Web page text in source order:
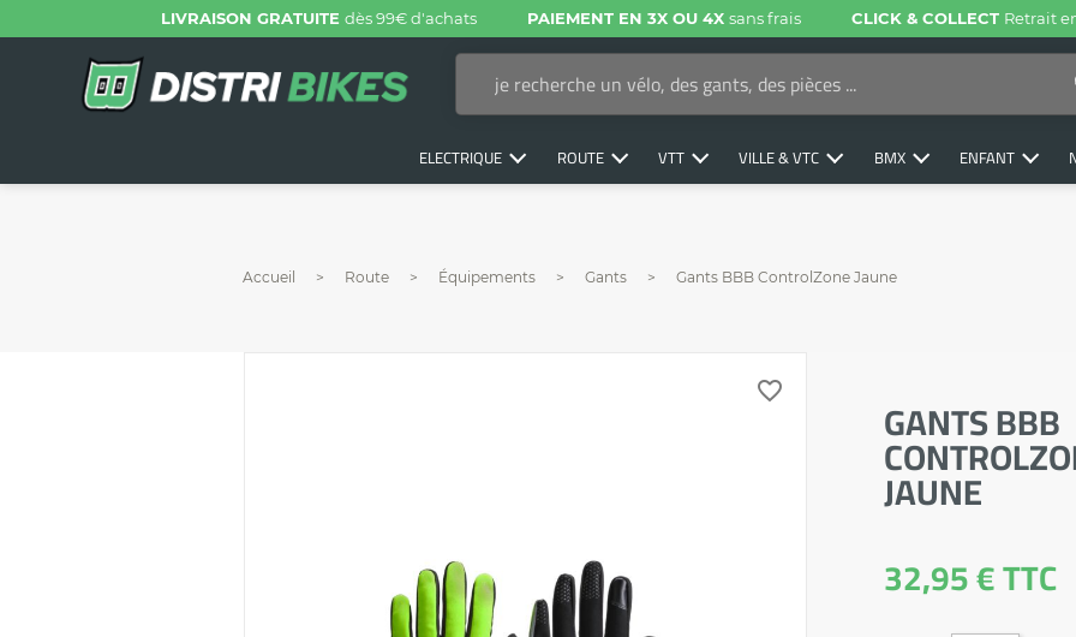
LIVRAISON GRATUITEdès 99€ d'achats PAIEMENT EN 3X OU 4Xsans frais CLICK & COLLECT Retrait
ELECTRIQUE ROUTE VTT VILLE & VTC BMX ENFANT
Accueil Route Équipements Gants Gants BBB ControlZone Jaune
favorite_border GANTS BBB
JAUNE
32,95 €TTC